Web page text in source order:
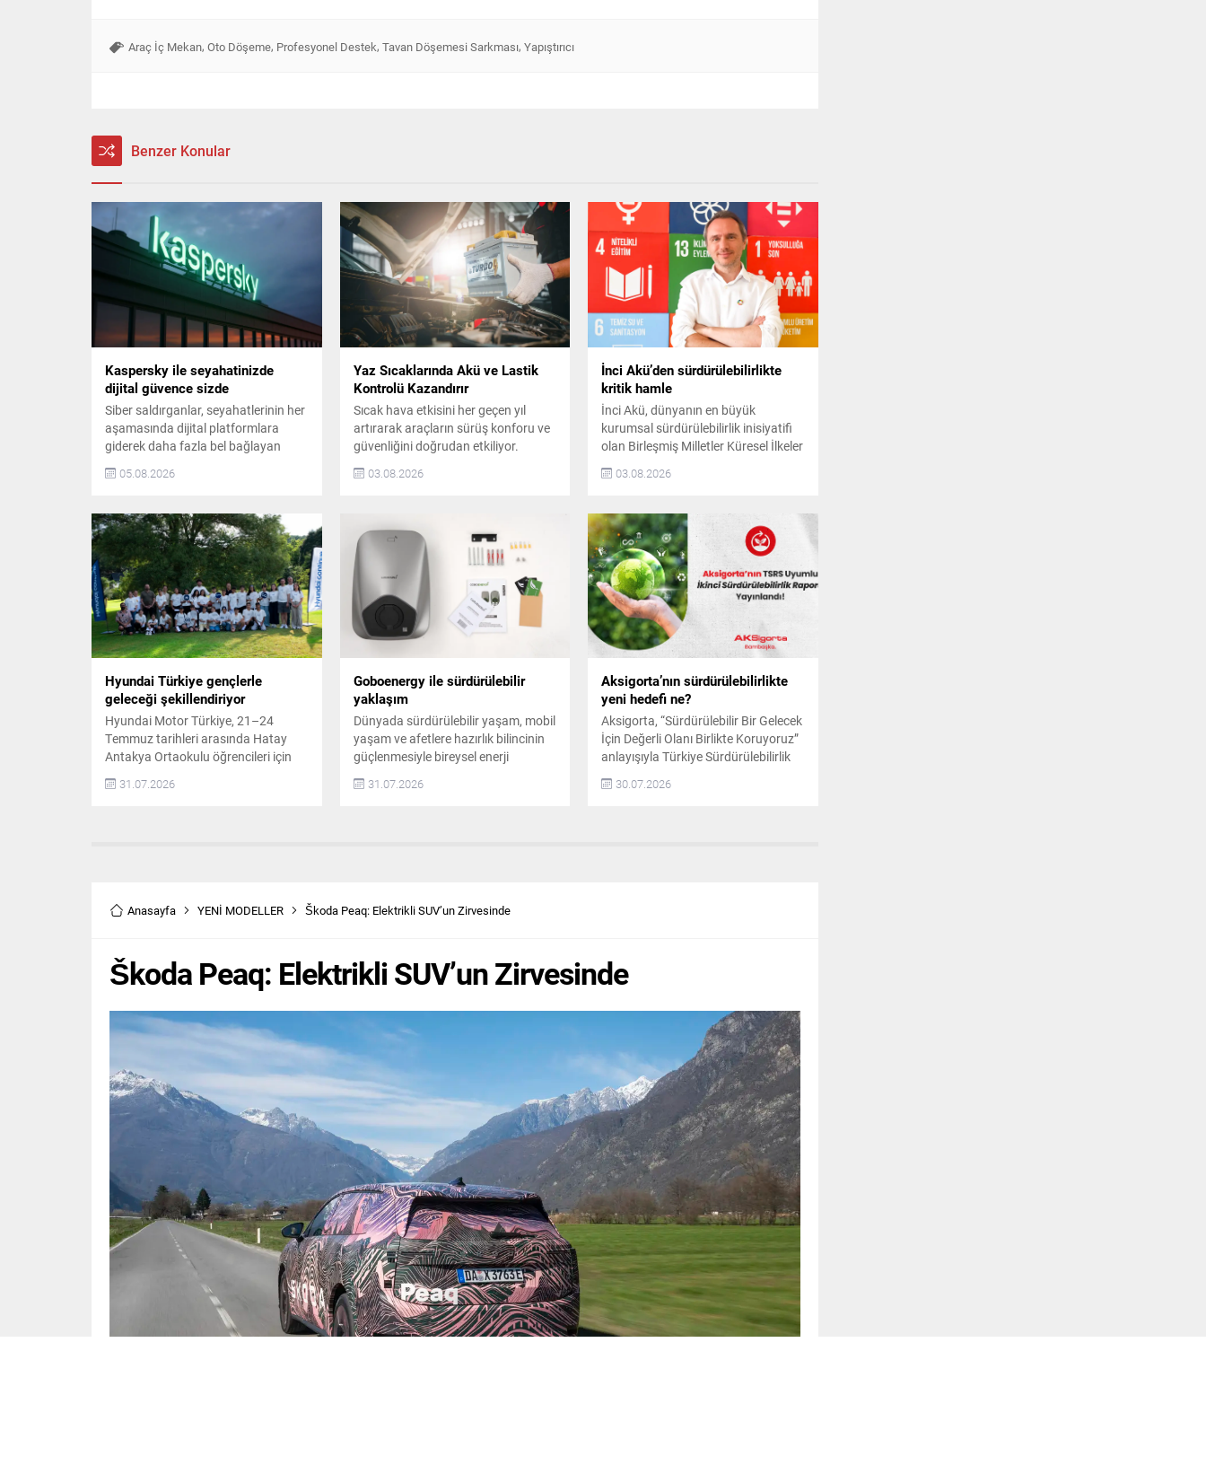
Araç İç Mekan, Oto Döşeme, Profesyonel Destek, Tavan Döşemesi Sarkması, Yapıştırıcı
Benzer Konular
Kaspersky ile seyahatinizde
dijital güvence sizde
Siber saldırganlar, seyahatlerinin her
aşamasında dijital platformlara
giderek daha fazla bel bağlayan
ediyor. Geçtiğimiz yıl boyunca
seyahat markalarının adı
kullanılarak gerçekleştirilen yaklaşık
270.000 saldırı girişimini engelledi.
Kaspersky, gezginlerin dünyayı daha
güvenle keşfetmelerine yardımcı
olmak amacıyla dopdolu ama
güvenli seyahatlerin rehberi
niteliğindeki Kaspersky Güvenli...
05.08.2026
Yaz Sıcaklarında Akü ve Lastik
Kontrolü Kazandırır
Sıcak hava etkisini her geçen yıl
artırarak araçların sürüş konforu ve
güvenliğini doğrudan etkiliyor.
performansını zorlaştırırken, artan
çalışmasına neden oluyor. Uzun
yolculuklar öncesinde yapılacak
birkaç temel kontrol, olası arızaların
ve güvenlik risklerinin önüne
geçilmesine katkı sağlıyor. Yaz...
03.08.2026
İnci Akü’den sürdürülebilirlikte
kritik hamle
İnci Akü, dünyanın en büyük
kurumsal sürdürülebilirlik inisiyatifi
olan Birleşmiş Milletler Küresel İlkeler
– UNGC) katıldı. İnci Akü’nün
akü sektöründe UN Global Compact
üyesi ilk şirketlerden biri olan İnci
Akü, insan hakları, çalışma
standartları, çevre ve yolsuzlukla
mücadele alanlarını kapsayan 10
ilkeyi stratejilerine...
03.08.2026
Hyundai Türkiye gençlerle
geleceği şekillendiriyor
Hyundai Motor Türkiye, 21–24
Temmuz tarihleri arasında Hatay
Antakya Ortaokulu öğrencileri için
özel bir gençlik kampı düzenledi.
Kamp, 12 kız ve 12 erkek olmak
Programı ve İçeriği Kamp programı,
Hyundai Motor...
31.07.2026
Goboenergy ile sürdürülebilir
yaklaşım
Dünyada sürdürülebilir yaşam, mobil
yaşam ve afetlere hazırlık bilincinin
güçlenmesiyle bireysel enerji
çözümlerine ilgi artıyor. Katlanabilir
güneş panelleri, elektrik altyapısının
Enerjiye erişim artık...
31.07.2026
Aksigorta’nın sürdürülebilirlikte
yeni hedefi ne?
Aksigorta, “Sürdürülebilir Bir Gelecek
İçin Değerli Olanı Birlikte Koruyoruz”
anlayışıyla Türkiye Sürdürülebilirlik
Raporlama Standartları (TSRS)
doğrultusunda hazırladığı ikinci
30.07.2026
Anasayfa YENİ MODELLER Škoda Peaq: Elektrikli SUV’un Zirvesinde
Škoda Peaq: Elektrikli SUV’un Zirvesinde